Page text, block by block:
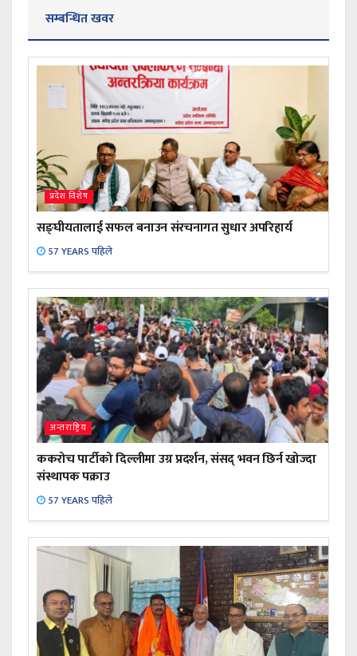
सम्बन्धित खवर
प्रदेश विशेष
सङ्घीयतालाई सफल बनाउन संरचनागत सुधार अपरिहार्य
57 YEARS पहिले
अन्तराष्ट्रिय
ककरोच पार्टीको दिल्लीमा उग्र प्रदर्शन, संसद् भवन छिर्न खोज्दा
संस्थापक पक्राउ
57 YEARS पहिले